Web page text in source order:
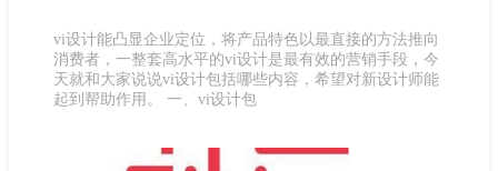
vi设计能凸显企业定位，将产品特色以最直接的方法推向
消费者，一整套高水平的vi设计是最有效的营销手段，今
天就和大家说说vi设计包括哪些内容，希望对新设计师能
起到帮助作用。 一、vi设计包